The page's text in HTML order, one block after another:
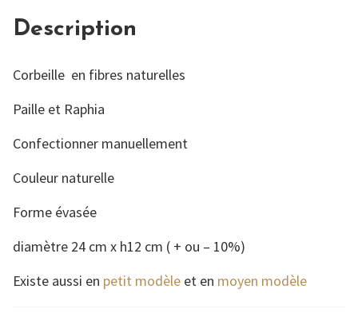
Description
Corbeille en fibres naturelles
Paille et Raphia
Confectionner manuellement
Couleur naturelle
Forme évasée
diamètre 24 cm x h12 cm ( + ou – 10%)
Existe aussi en petit modèle et en moyen modèle